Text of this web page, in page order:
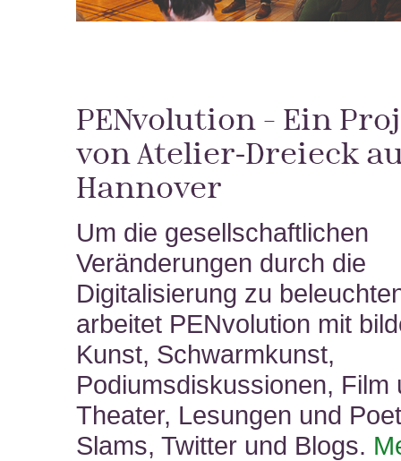
PENvolution – Ein
von Atelier-Dreieck
Hannover
Um die gesellschaftlichen
Veränderungen durch die
Digitalisierung zu
arbeitet PENvolution mit
Kunst, Schwarmkunst,
Podiumsdiskussionen, Film
Theater, Lesungen und
Slams, Twitter und Blogs.